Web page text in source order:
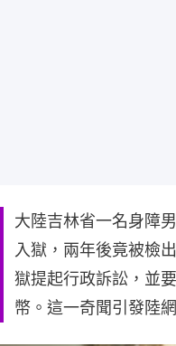
大陸吉林省一名身障
入獄，兩年後竟被檢
獄提起行政訴訟，並
幣。這一奇聞引發陸